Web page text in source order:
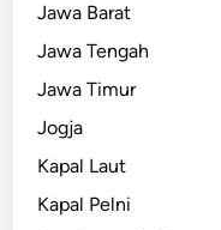
Jawa Barat
Jawa Tengah
Jawa Timur
Jogja
Kapal Laut
Kapal Pelni